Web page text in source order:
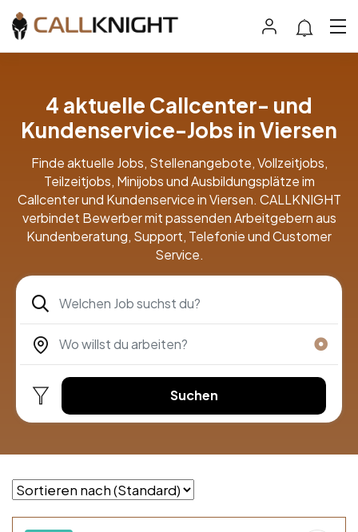
4 aktuelle Callcenter- und
Kundenservice-Jobs in Viersen
Finde aktuelle Jobs, Stellenangebote, Vollzeitjobs,
Teilzeitjobs, Minijobs und Ausbildungsplätze im
Callcenter und Kundenservice in Viersen. CALLKNIGHT
verbindet Bewerber mit passenden Arbeitgebern aus
Kundenberatung, Support, Telefonie und Customer
Service.
Suchen